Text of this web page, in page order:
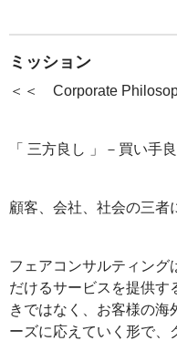
ミッション
＜＜　Corporate
「 三方良し 」－買い手
顧客、会社、社会の三者
フェアコンサルティング
だけるサービスを提供す
きではなく、お客様の海
ーズに応えていく形で、